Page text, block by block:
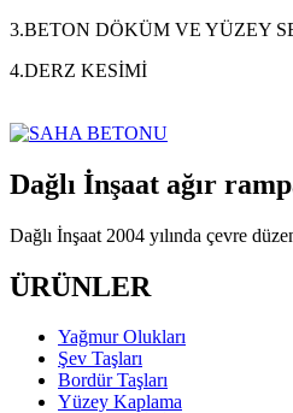
3.BETON DÖKÜM VE YÜZEY
4.DERZ KESİMİ
Dağlı İnşaat ağır
Dağlı İnşaat 2004 yılında çevre
ÜRÜNLER
Yağmur Olukları
Şev Taşları
Bordür Taşları
Yüzey Kaplama